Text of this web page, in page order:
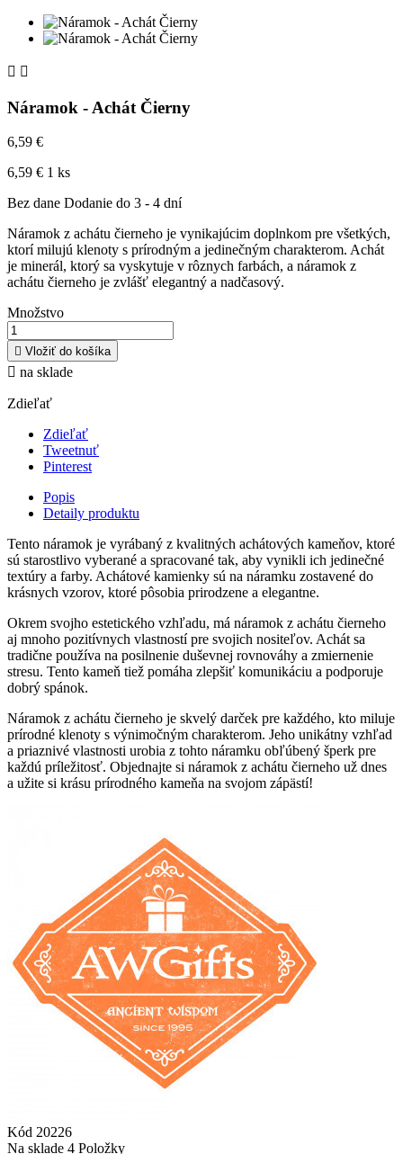
 
Náramok - Achát Čierny
6,59 €
6,59 € 1 ks
Bez dane Dodanie do 3 - 4 dní
Náramok z achátu čierneho je vynikajúcim doplnkom pre všetkých,
ktorí milujú klenoty s prírodným a jedinečným charakterom. Achát
je minerál, ktorý sa vyskytuje v rôznych farbách, a náramok z
achátu čierneho je zvlášť elegantný a nadčasový.
Množstvo
 Vložiť do košíka
 na sklade
Zdieľať
Zdieľať
Tweetnuť
Pinterest
Popis
Detaily produktu
Tento náramok je vyrábaný z kvalitných achátových kameňov, ktoré
sú starostlivo vyberané a spracované tak, aby vynikli ich jedinečné
textúry a farby. Achátové kamienky sú na náramku zostavené do
krásnych vzorov, ktoré pôsobia prirodzene a elegantne.
Okrem svojho estetického vzhľadu, má náramok z achátu čierneho
aj mnoho pozitívnych vlastností pre svojich nositeľov. Achát sa
tradične používa na posilnenie duševnej rovnováhy a zmiernenie
stresu. Tento kameň tiež pomáha zlepšiť komunikáciu a podporuje
dobrý spánok.
Náramok z achátu čierneho je skvelý darček pre každého, kto miluje
prírodné klenoty s výnimočným charakterom. Jeho unikátny vzhľad
a priaznivé vlastnosti urobia z tohto náramku obľúbený šperk pre
každú príležitosť. Objednajte si náramok z achátu čierneho už dnes
a užite si krásu prírodného kameňa na svojom zápästí!
Kód 20226
Na sklade 4 Položky